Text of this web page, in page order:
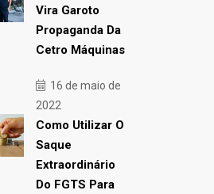
Vira Garoto
Propaganda Da
Cetro Máquinas
16 de maio de
2022
Como Utilizar O
Saque
Extraordinário
Do FGTS Para